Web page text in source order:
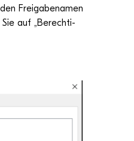
Frei­ga­be­na­men
Sie auf „Berech­ti­